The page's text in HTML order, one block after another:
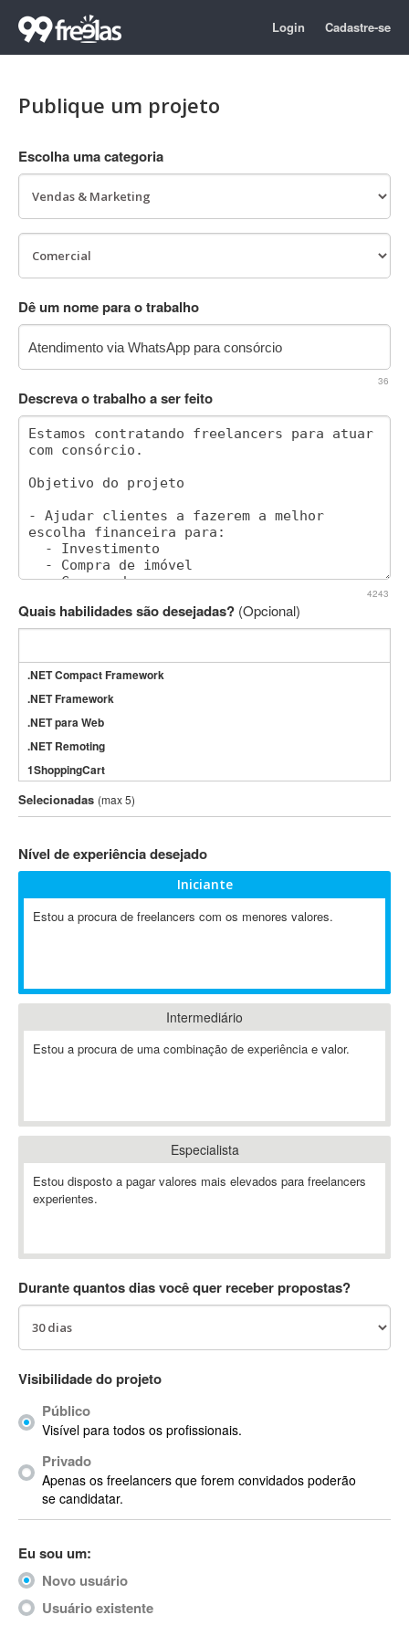
Login Cadastre-se
Publique um projeto
Escolha uma categoria
Dê um nome para o trabalho
36
Descreva o trabalho a ser feito
4243
Quais habilidades são desejadas? (Opcional)
.NET Compact Framework
.NET Framework
.NET para Web
.NET Remoting
1ShoppingCart
3DS Max
3GSM
802.11
A-GPS
ABAP
Abaqus
ABBYY FineReader
Ableton
Ableton Push
Abstract
AC3
ACID Pro
ACPI
Acrobat
Acrobat X
Acronis
ACT
Actimize
ActionScript
ActionScript 3
Selecionadas (max 5)
Nível de experiência desejado
Iniciante
Estou a procura de freelancers com os menores valores.
Intermediário
Estou a procura de uma combinação de experiência e valor.
Especialista
Estou disposto a pagar valores mais elevados para freelancers
experientes.
Durante quantos dias você quer receber propostas?
Visibilidade do projeto
Público
Visível para todos os profissionais.
Privado
Apenas os freelancers que forem convidados poderão
se candidatar.
Eu sou um:
Novo usuário
Usuário existente